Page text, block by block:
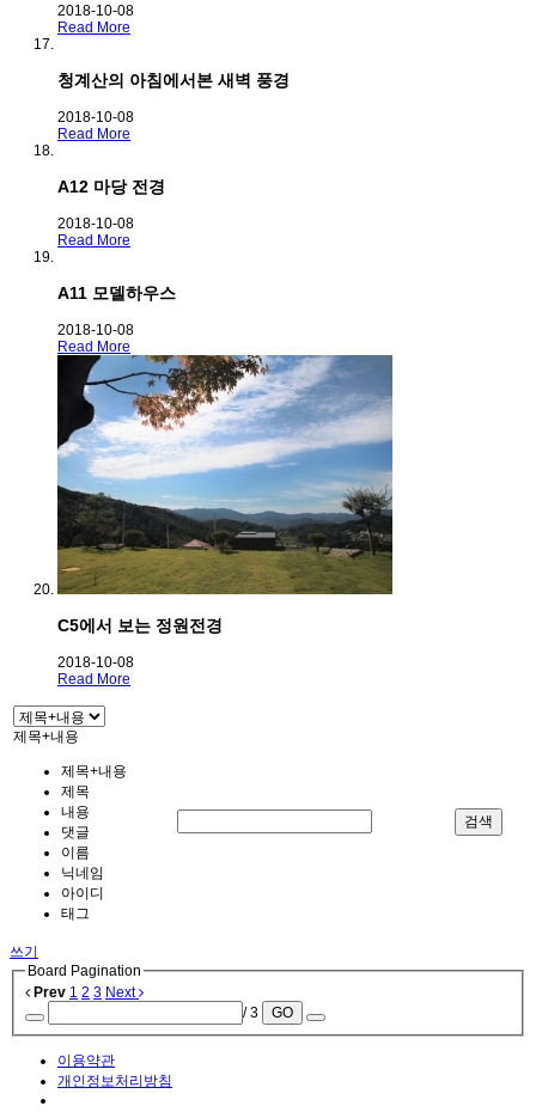
2018-10-08
Read More
청계산의 아침에서본 새벽 풍경
2018-10-08
Read More
A12 마당 전경
2018-10-08
Read More
A11 모델하우스
2018-10-08
Read More
C5에서 보는 정원전경
2018-10-08
Read More
제목+내용
제목+내용
제목
내용
댓글
이름
닉네임
아이디
태그
검색
쓰기
Board Pagination
Prev 1 2 3 Next
/ 3
GO
이용약관
개인정보처리방침